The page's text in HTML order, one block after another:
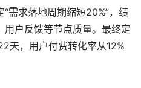
需求落地周期缩短20%”，绩
户反馈等节点质量。最终定
天，用户付费转化率从12%